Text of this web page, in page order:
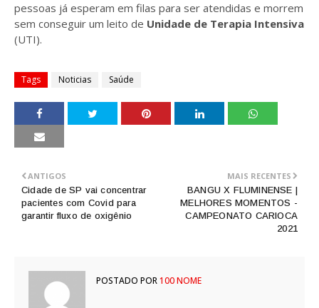
pessoas já esperam em filas para ser atendidas e morrem
sem conseguir um leito de Unidade de Terapia Intensiva
(UTI).
Tags Noticias Saúde
MAIS RECENTES
BANGU X FLUMINENSE |
MELHORES MOMENTOS -
CAMPEONATO CARIOCA
2021
ANTIGOS
Cidade de SP vai concentrar
pacientes com Covid para
garantir fluxo de oxigênio
POSTADO POR100 NOME